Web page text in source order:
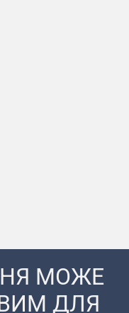
МОЖЕ
ДЛЯ